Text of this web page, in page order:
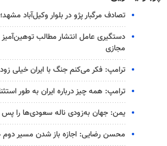
تصادف مرگبار پژو در بلوار وکیل‌آباد
دستگیری عامل انتشار مطالب توهین‌آمیز
مجازی
ترامپ: فکر می‌کنم جنگ با ایران خیلی زود
ترامپ: همه چیز درباره ایران به طور
یمن: جهان به‌زودی ناله سعودی‌ها را پس
محسن رضایی: اجازه باز شدن مسیر دوم